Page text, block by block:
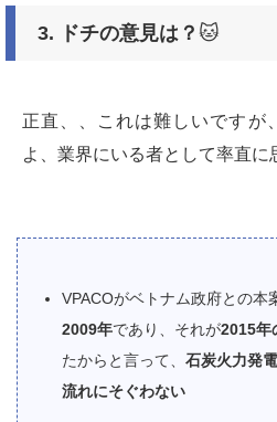
3. ドチの意見は？ 🐱
正直、、これは難しいですが
よ、業界にいる者として率直に
VPACOがベトナム政府との本
2009年であり、それが2015年
たからと言って、 石炭火力発
流れにそぐわない